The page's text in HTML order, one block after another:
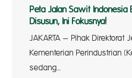
Peta Jalan Sawit
Disusun, Ini Fokusnya!
JAKARTA – Pihak Direktorat
Kementerian Perindustrian
sedang…